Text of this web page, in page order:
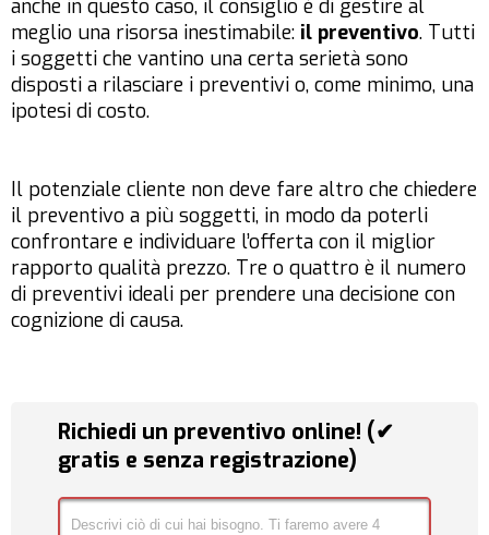
anche in questo caso, il consiglio è di gestire al
meglio una risorsa inestimabile: il preventivo. Tutti
i soggetti che vantino una certa serietà sono
disposti a rilasciare i preventivi o, come minimo, una
ipotesi di costo.
Il potenziale cliente non deve fare altro che chiedere
il preventivo a più soggetti, in modo da poterli
confrontare e individuare l’offerta con il miglior
rapporto qualità prezzo. Tre o quattro è il numero
di preventivi ideali per prendere una decisione con
cognizione di causa.
Richiedi un preventivo online! (✔
gratis e senza registrazione)